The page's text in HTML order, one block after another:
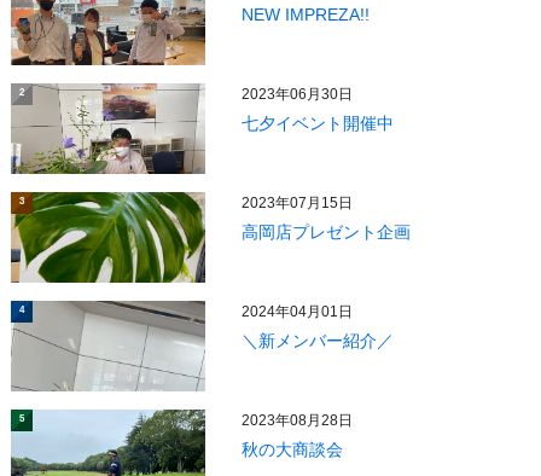
NEW IMPREZA!!
2 2023年06月30日
七夕イベント開催中
3 2023年07月15日
高岡店プレゼント企画
4 2024年04月01日
＼新メンバー紹介／
5 2023年08月28日
秋の大商談会